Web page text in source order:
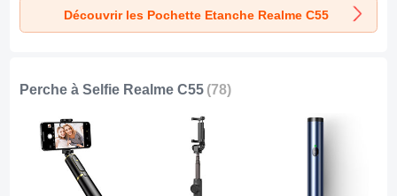
Découvrir les Pochette Etanche Realme C55
Perche à Selfie Realme C55 (78)